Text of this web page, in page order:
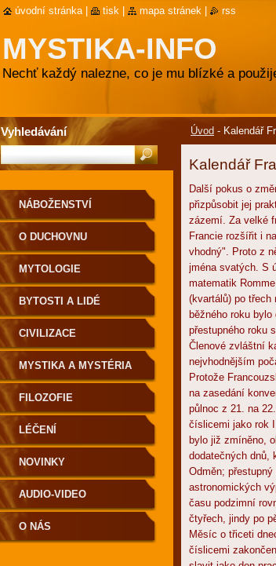
MYSTIKA-INFO
Nechť každý nalezne, co je mu blízké a
Úvod - Kalendář
Kalendář
Další pokus o
přizpůsobit jej
zázemí. Za velké
Francie rozšířit i
vhodný". Proto z
jména svatých. S
matematik
(kvartálů) po
běžného roku
přestupného roku
Členové zvláštní
nejvhodnějším
Protože
na zasedání
půlnoc z 21. na
číslicemi jako rok
bylo již zmíněno,
dodatečných dnů,
Odměn;
astronomických
času podzimní
čtyřech, jindy po
Měsíc o třiceti
číslicemi
NÁBOŽENSTVÍ
O DUCHOVNU
MYTOLOGIE
BYTOSTI A LIDÉ
CIVILIZACE
MYSTIKA A MYSTÉRIA
FILOZOFIE
LÉČENÍ
NOVINKY
AUDIO-VIDEO
O NÁS
Vyhledávání
úvodní stránka tisk mapa stránek rss